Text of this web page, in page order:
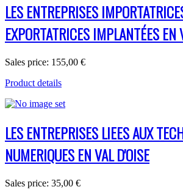
LES ENTREPRISES
EXPORTATRICES IMPLANTÉES EN
Sales price: 155,00 €
Product details
LES ENTREPRISES LIEES AUX
NUMERIQUES EN VAL D'OISE
Sales price: 35,00 €